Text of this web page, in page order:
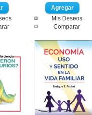
Mis Deseos
Comparar